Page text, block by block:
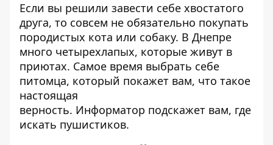
Если вы решили завести себе хвостатого
друга, то совсем не обязательно покупать
породистых кота или собаку. В Днепре
много четырехлапых, которые живут в
приютах. Самое время выбрать себе
питомца, который покажет вам, что такое
настоящая
верность. Информатор подскажет вам, где
искать пушистиков.